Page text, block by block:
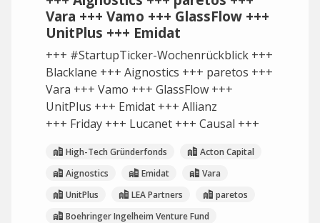
Vara +++ Vamo +++ GlassFlow +++
UnitPlus +++ Emidat
+++ #StartupTicker-Wochenrückblick +++
Blacklane +++ Aignostics +++ paretos +++
Vara +++ Vamo +++ GlassFlow +++
UnitPlus +++ Emidat +++ Allianz
+++ Friday +++ Lucanet +++ Causal +++
High-Tech Gründerfonds
Acton Capital
Aignostics
Emidat
Vara
UnitPlus
LEA Partners
paretos
Boehringer Ingelheim Venture Fund